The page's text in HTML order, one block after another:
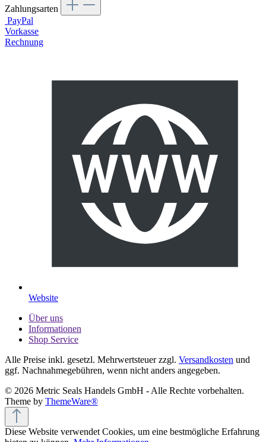
Zahlungsarten
PayPal
Vorkasse
Rechnung
Website
Über uns
Informationen
Shop Service
Alle Preise inkl. gesetzl. Mehrwertsteuer zzgl. Versandkosten und
ggf. Nachnahmegebühren, wenn nicht anders angegeben.
© 2026 Metric Seals Handels GmbH - Alle Rechte vorbehalten.
Theme by ThemeWare®
Diese Website verwendet Cookies, um eine bestmögliche Erfahrung